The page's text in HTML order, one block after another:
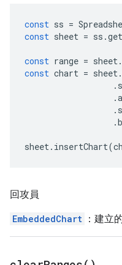
const ss =
const sheet = ss .
const range = sheet.
const chart = sheet.
.
.
.
.
sheet. insertChart(
回攻員
EmbeddedChart ：建立